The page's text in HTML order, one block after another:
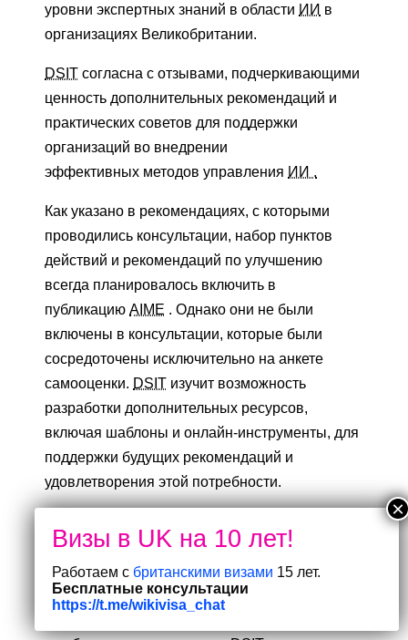
уровни экспертных знаний в области ИИ в
организациях Великобритании.
DSIT согласна с отзывами, подчеркивающими
ценность дополнительных рекомендаций и
практических советов для поддержки
организаций во внедрении
эффективных методов управления ИИ .
Как указано в рекомендациях, с которыми
проводились консультации, набор пунктов
действий и рекомендаций по улучшению
всегда планировалось включить в
публикацию AIME . Однако они не были
включены в консультации, которые были
сосредоточены исключительно на анкете
самооценки. DSIT изучит возможность
разработки дополнительных ресурсов,
включая шаблоны и онлайн-инструменты, для
поддержки будущих рекомендаций и
удовлетворения этой потребности.
явно связать инструмент с правовыми
стандартами и существующими рамками.
Учитывая широкий спектр нормативных актов
Работаем с британскими визами 15 лет.
Бесплатные консультации
https://t.me/wikivisa_chat